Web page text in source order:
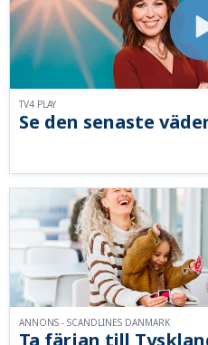
Se den senaste
TV4 PLAY
ANNONS - SCANDLINES DANMARK